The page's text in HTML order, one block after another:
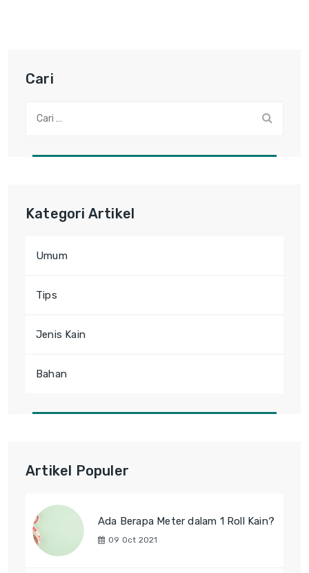
Cari
Kategori Artikel
Umum
Tips
Jenis Kain
Bahan
Artikel Populer
Ada Berapa Meter dalam 1 Roll Kain?
09 Oct 2021